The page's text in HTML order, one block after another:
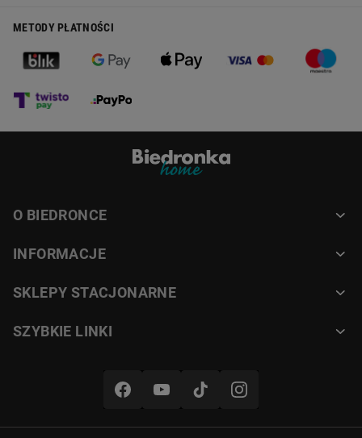
METODY PŁATNOŚCI
O BIEDRONCE
INFORMACJE
SKLEPY STACJONARNE
SZYBKIE LINKI